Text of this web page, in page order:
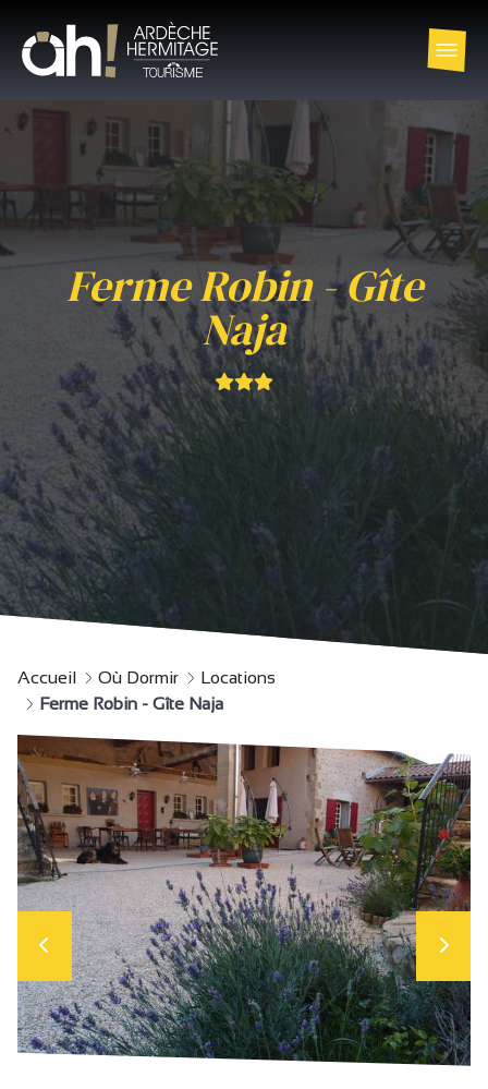
Ferme Robin - Gîte
Naja
Accueil Où Dormir
Locations
Ferme Robin - Gîte Naja